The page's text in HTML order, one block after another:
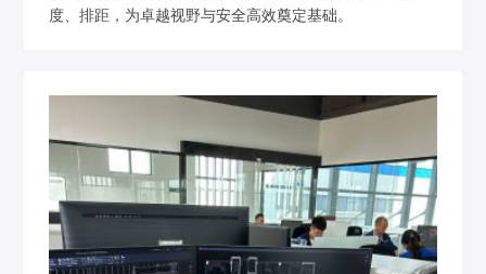
度、排距，为卓越视野与安全高效奠定基础。